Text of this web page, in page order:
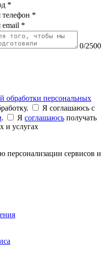
*
*
*
0/2500
обработки персональных
Я соглашаюсь c
. Я соглашаюсь получать
и услугах
персонализации сервисов и